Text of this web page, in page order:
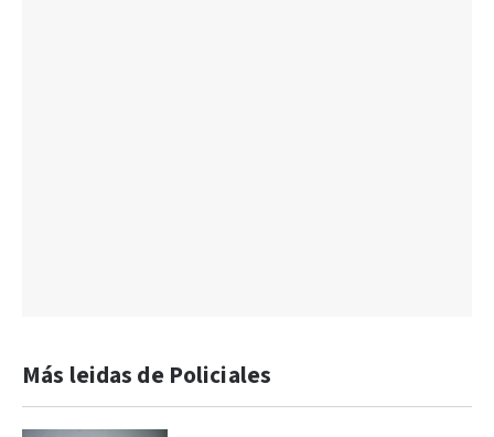
Más leidas de Policiales